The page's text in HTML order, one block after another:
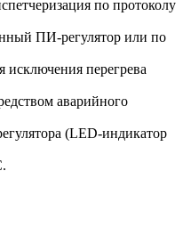
по протоколу
ПИ-регулятор или по
исключения перегрева
аварийного
(LED-индикатор